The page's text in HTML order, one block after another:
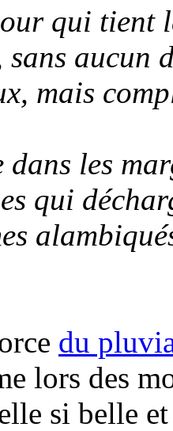
qui tient
aucun
mais
les
qui
du
lors des
si belle